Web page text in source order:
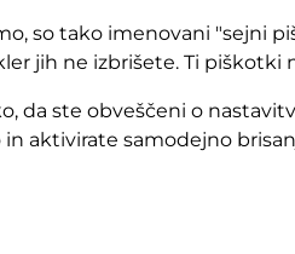
so tako imenovani "sejni
jih ne izbrišete. Ti
da ste obveščeni o
in aktivirate samodejno